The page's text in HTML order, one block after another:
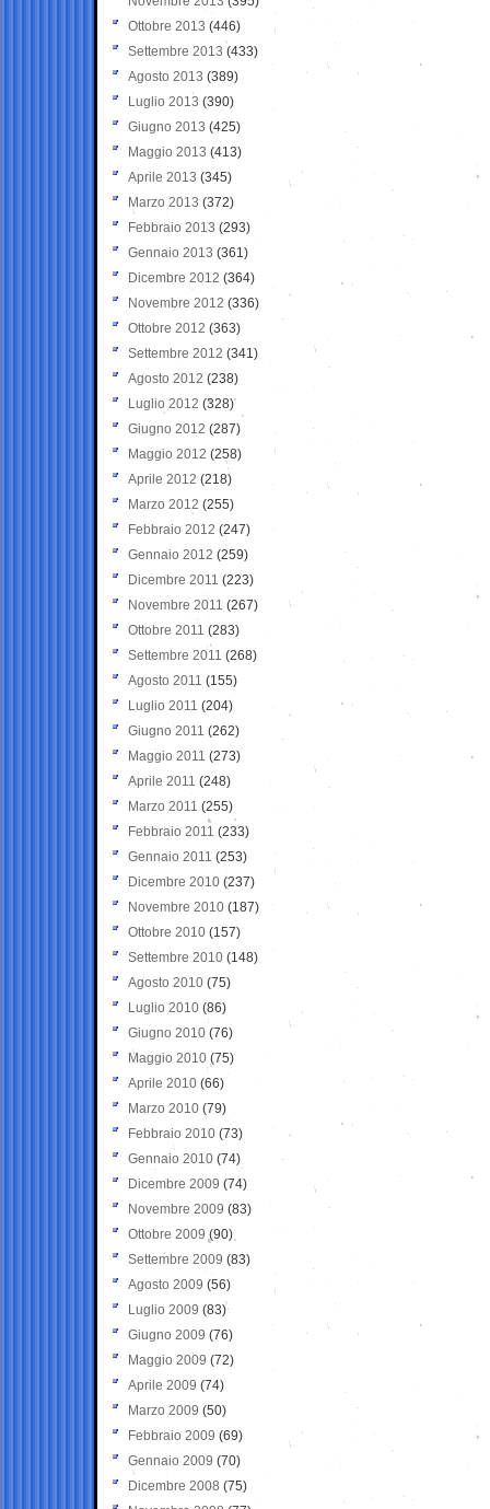
Ottobre 2013 (446)
Settembre 2013 (433)
Agosto 2013 (389)
Luglio 2013 (390)
Giugno 2013 (425)
Maggio 2013 (413)
Aprile 2013 (345)
Marzo 2013 (372)
Febbraio 2013 (293)
Gennaio 2013 (361)
Dicembre 2012 (364)
Novembre 2012 (336)
Ottobre 2012 (363)
Settembre 2012 (341)
Agosto 2012 (238)
Luglio 2012 (328)
Giugno 2012 (287)
Maggio 2012 (258)
Aprile 2012 (218)
Marzo 2012 (255)
Febbraio 2012 (247)
Gennaio 2012 (259)
Dicembre 2011 (223)
Novembre 2011 (267)
Ottobre 2011 (283)
Settembre 2011 (268)
Agosto 2011 (155)
Luglio 2011 (204)
Giugno 2011 (262)
Maggio 2011 (273)
Aprile 2011 (248)
Marzo 2011 (255)
Febbraio 2011 (233)
Gennaio 2011 (253)
Dicembre 2010 (237)
Novembre 2010 (187)
Ottobre 2010 (157)
Settembre 2010 (148)
Agosto 2010 (75)
Luglio 2010 (86)
Giugno 2010 (76)
Maggio 2010 (75)
Aprile 2010 (66)
Marzo 2010 (79)
Febbraio 2010 (73)
Gennaio 2010 (74)
Dicembre 2009 (74)
Novembre 2009 (83)
Ottobre 2009 (90)
Settembre 2009 (83)
Agosto 2009 (56)
Luglio 2009 (83)
Giugno 2009 (76)
Maggio 2009 (72)
Aprile 2009 (74)
Marzo 2009 (50)
Febbraio 2009 (69)
Gennaio 2009 (70)
Dicembre 2008 (75)